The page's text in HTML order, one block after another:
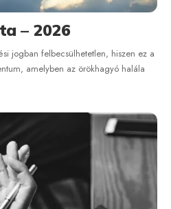
– 2026
jogban felbecsülhetetlen, hiszen ez a
amelyben az örökhagyó halála